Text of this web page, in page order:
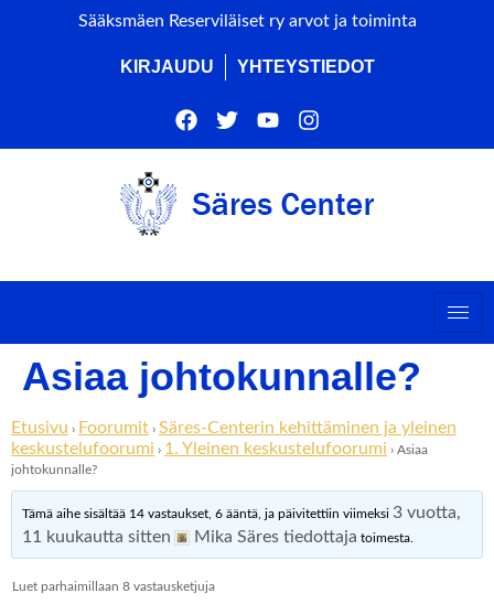
Sääksmäen Reserviläiset ry arvot ja toiminta
KIRJAUDU YHTEYSTIEDOT
Asiaa johtokunnalle?
Etusivu › Foorumit › Säres-Centerin kehittäminen ja yleinen
keskustelufoorumi › 1. Yleinen keskustelufoorumi › Asiaa
johtokunnalle?
Tämä aihe sisältää 14 vastaukset, 6 ääntä, ja päivitettiin viimeksi 3 vuotta,
11 kuukautta sitten
Mika Säres tiedottaja toimesta.
Luet parhaimillaan 8 vastausketjuja